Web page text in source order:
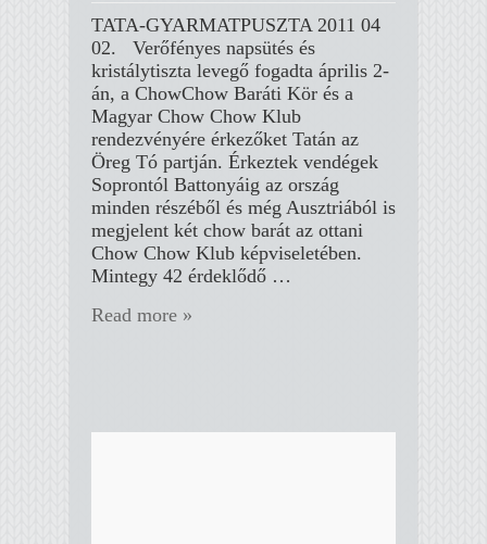
TATA-GYARMATPUSZTA 2011 04
02. Verőfényes napsütés és
kristálytiszta levegő fogadta április 2-
án, a ChowChow Baráti Kör és a
Magyar Chow Chow Klub
rendezvényére érkezőket Tatán az
Öreg Tó partján. Érkeztek vendégek
Soprontól Battonyáig az ország
minden részéből és még Ausztriából is
megjelent két chow barát az ottani
Chow Chow Klub képviseletében.
Mintegy 42 érdeklődő …
Read more »